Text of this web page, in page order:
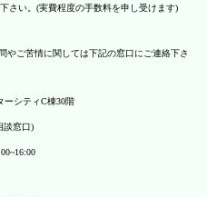
さい。(実費程度の手数料を申し受けます)
やご苦情に関しては下記の窓口にご連絡下さ
ーシティC棟30階
談窓口)